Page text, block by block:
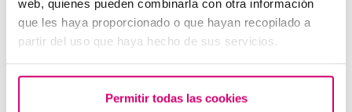
web, quienes pueden combinarla con otra información
que les haya proporcionado o que hayan recopilado a
partir del uso que haya hecho de sus servicios.
Permitir todas las cookies
Traduzione automatica
Vedi testo originale
Roberto Carlos Gil ortiz
nuovo partner che non sa leggere in gravidanza.